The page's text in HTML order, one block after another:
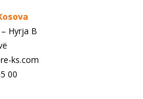
Hyrja B
ks.com
00